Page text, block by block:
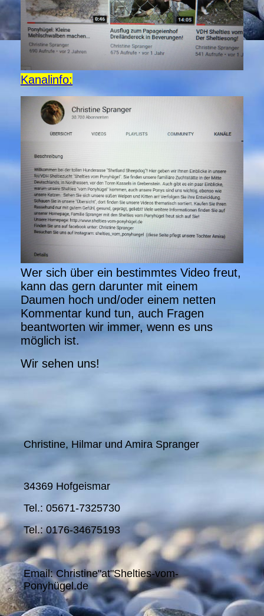
Kanalinfo:
Wer sich über ein bestimmtes Video freut,
kann das gern darunter mit einem
Daumen hoch und/oder einem netten
Kommentar kund tun, auch Fragen
beantworten wir immer, wenn es uns
möglich ist.
Wir sehen uns!
Christine, Hilmar und Amira Spranger
34369 Hofgeismar
Tel.: 05671-7325730
Tel.: 0176-34675193
Email: Christine"at"Shelties-vom-
Ponyhügel.de